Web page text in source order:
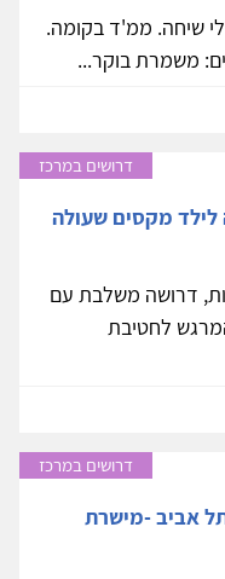
שיחה. ממ'ד בקומה.
משמרת בוקר...
דרושים במרכז
מקסים שעולה
דרושה משלבת עם
המרגש לחטיבת
דרושים במרכז
תל אביב -מישרת